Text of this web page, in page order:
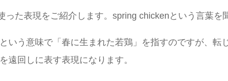
った表現をご紹介します。spring chickenという言葉を
いう意味で「春に生まれた若鶏」を指すのですが、
遠回しに表す表現になります。